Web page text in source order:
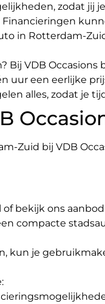
zodat jij
in Rotterdam-
Bij VDB
uur een eerlijke
alles, zodat je
Zuid bij VDB
bekijk ons
compacte
kun je